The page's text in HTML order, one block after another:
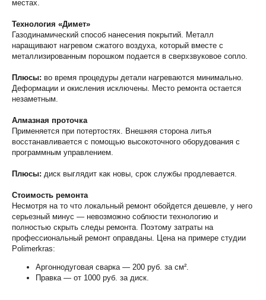
местах.
Технология «Димет»
Газодинамический способ нанесения покрытий. Металл
наращивают нагревом сжатого воздуха, который вместе с
металлизированным порошком подается в сверхзвуковое сопло.
Плюсы: во время процедуры детали нагреваются минимально.
Деформации и окисления исключены. Место ремонта остается
незаметным.
Алмазная проточка
Применяется при потертостях. Внешняя сторона литья
восстанавливается с помощью высокоточного оборудования с
программным управлением.
Плюсы: диск выглядит как новы, срок службы продлевается.
Стоимость ремонта
Несмотря на то что локальный ремонт обойдется дешевле, у него
серьезный минус — невозможно соблюсти технологию и
полностью скрыть следы ремонта. Поэтому затраты на
профессиональный ремонт оправданы. Цена на примере студии
Polimerkras:
Аргоннодуговая сварка — 200 руб. за см².
Правка — от 1000 руб. за диск.